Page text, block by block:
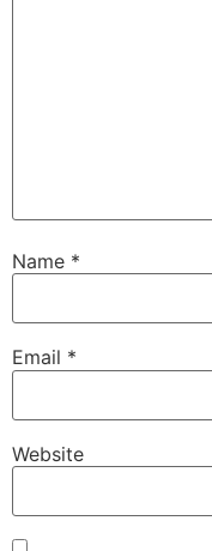
Name *
Email *
Website